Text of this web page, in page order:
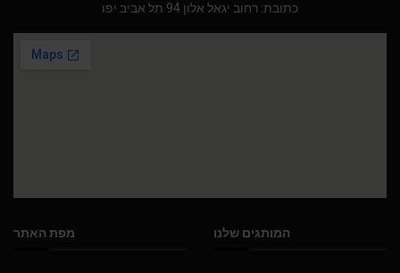
כתובת: רחוב יגאל אלון 94 תל אביב יפו
המותגים שלנו מפת האתר